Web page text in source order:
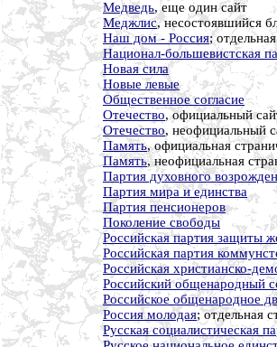
Медведь, еще один сайт
Меджлис, несостоявшийся
Наш дом - Россия;
Национал-большевистская
Новая сила
Новые левые
Общественное согласие
Отечество, официальный
Отечество, неофициальный
Память, официальная
Память, неофициальная
Партия духовного
Партия мира и единства
Партия пенсионеров
Поколение свободы
Российская партия защиты
Российская партия
Российская христианско-
Российский общенародный
Российское общенародное
Россия молодая; отдельная
Русская социалистическая